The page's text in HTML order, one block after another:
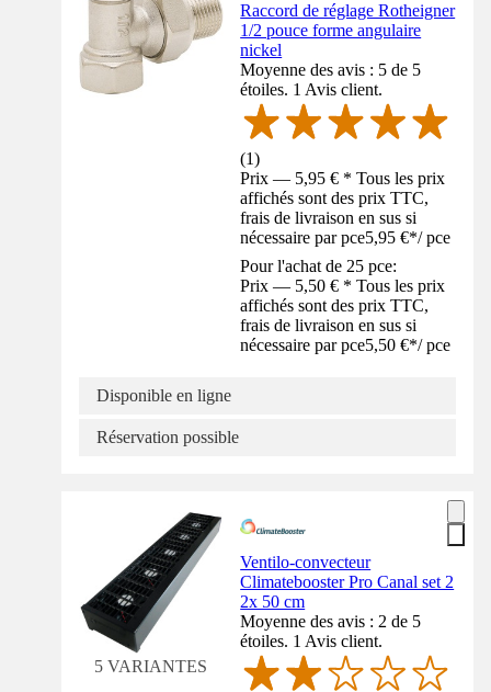
Raccord de réglage Rotheigner
1/2 pouce forme angulaire
nickel
Moyenne des avis : 5 de 5
étoiles. 1 Avis client.
(1)
Prix — 5,95 € * Tous les prix
affichés sont des prix TTC,
frais de livraison en sus si
nécessaire par pce5,95 €*/ pce
Pour l'achat de 25 pce:
Prix — 5,50 € * Tous les prix
affichés sont des prix TTC,
frais de livraison en sus si
nécessaire par pce5,50 €*/ pce
Disponible en ligne
Réservation possible
5 VARIANTES
Ventilo-convecteur
Climatebooster Pro Canal set 2
2x 50 cm
Moyenne des avis : 2 de 5
étoiles. 1 Avis client.